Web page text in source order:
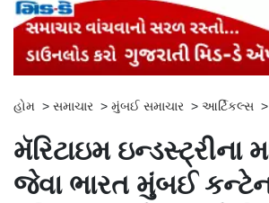
હોમ > સમાચાર > મુંબઈ સમાચાર > આર્ટિકલ્સ >
મૅરિટાઇમ ઇન્ડસ્ટ્રીના
જેવા ભારત મુંબઈ